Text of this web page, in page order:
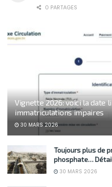
0 PARTAGES
Vignette 2026: voici la date
immatriculations impaires
30 MARS 2026
Toujours plus de
phosphate…
30 MARS 2026